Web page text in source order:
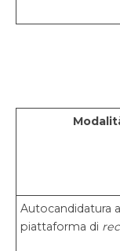
Autocandidatura
piattaforma di